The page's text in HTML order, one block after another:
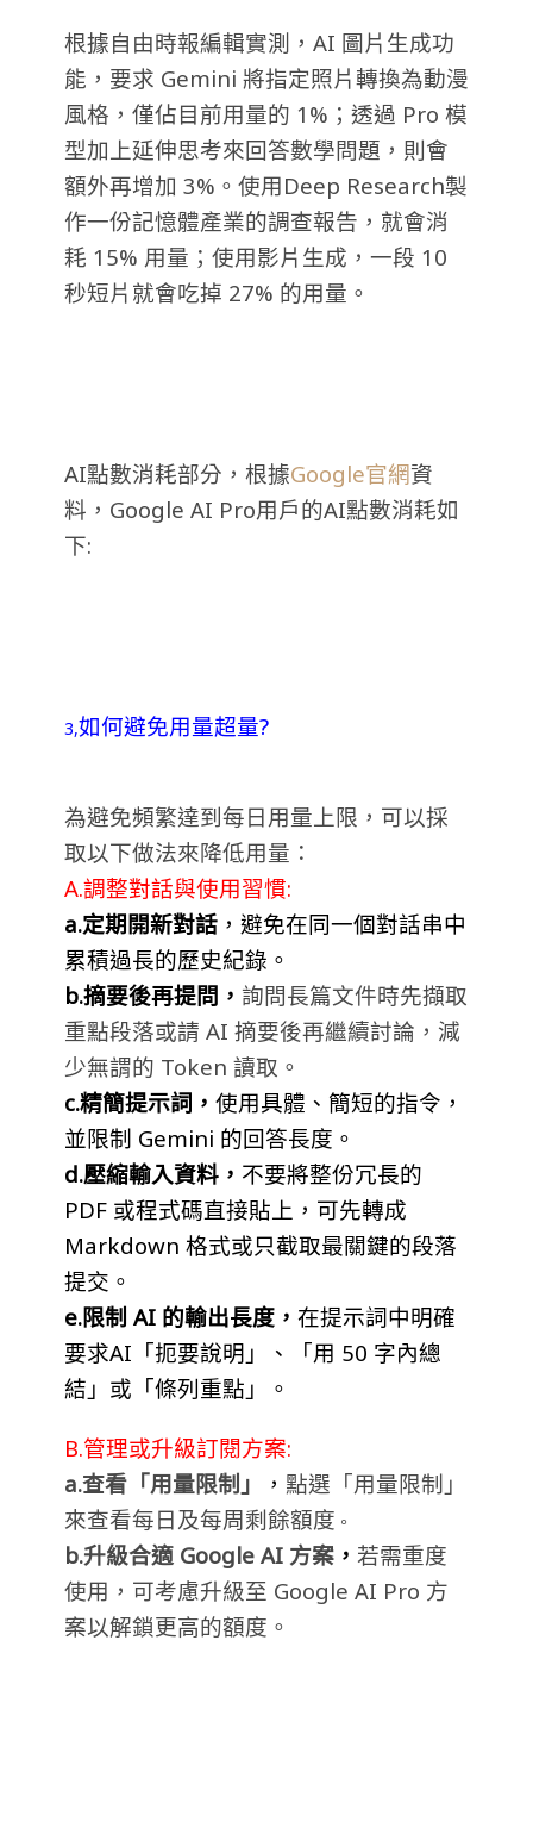
根據自由時報編輯實測，AI 圖片生成功
能，要求 Gemini 將指定照片轉換為動漫
風格，僅佔目前用量的 1%；透過 Pro 模
型加上延伸思考來回答數學問題，則會
額外再增加 3%。使用Deep Research製
作一份記憶體產業的調查報告，就會消
耗 15% 用量；使用影片生成，一段 10
秒短片就會吃掉 27% 的用量。
AI點數消耗部分，根據Google官網資
料，Google AI Pro用戶的AI點數消耗如
下:
3,如何避免用量超量?
為避免頻繁達到每日用量上限，可以採
取以下做法來降低用量：
A.調整對話與使用習慣:
a.定期開新對話 ， 避免在同一個對話串中
累積過長的歷史紀錄。
b.摘要後再提問， 詢問長篇文件時先擷取
重點段落或請 AI 摘要後再繼續討論，減
少無謂的 Token 讀取。
c.精簡提示詞， 使用具體、簡短的指令，
並限制 Gemini 的回答長度。
d.壓縮輸入資料 ， 不要將整份冗長的
PDF 或程式碼直接貼上，可先轉成
Markdown 格式或只截取最關鍵的段落
提交。
e.限制 AI 的輸出長度， 在提示詞中明確
要求AI「扼要說明」、「用 50 字內總
結」或「條列重點」。
B.管理或升級訂閱方案:
a.查看「用量限制」
， 點選「用量限制」
來查看每日及每周剩餘額度 。
b.升級合適 Google AI 方案 ， 若需重度
使用，可考慮升級至 Google AI Pro 方
案以解鎖更高的額度。